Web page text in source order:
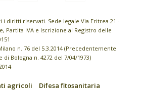
diritti riservati. Sede legale Via Eritrea 21 -
Partita IVA e Iscrizione al Registro delle
n. 76 del 5.3.2014 (Precedentemente
Bologna n. 4272 del 7/04/1973)
agricoli
Difesa fitosanitaria